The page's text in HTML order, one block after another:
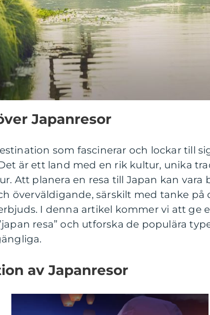
Japanresor
som fascinerar och lockar till
är ett land med en rik kultur, unika
Att planera en resa till Japan kan vara
överväldigande, särskilt med tanke på
I denna artikel kommer vi att ge
resa” och utforska de populära
av Japanresor